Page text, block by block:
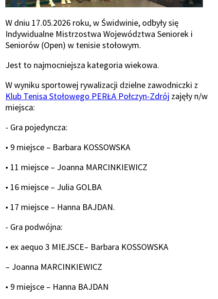
W dniu 17.05.2026 roku, w Świdwinie, odbyły się
Indywidualne Mistrzostwa Województwa Seniorek i
Seniorów (Open) w tenisie stołowym.
Jest to najmocniejsza kategoria wiekowa.
W wyniku sportowej rywalizacji dzielne zawodniczki z
Klub Tenisa Stołowego PERŁA Połczyn-Zdrój zajęły n/w
miejsca:
- Gra pojedyncza:
• 9 miejsce – Barbara KOSSOWSKA
• 11 miejsce – Joanna MARCINKIEWICZ
• 16 miejsce – Julia GOLBA
• 17 miejsce – Hanna BAJDAN.
- Gra podwójna:
• ex aequo 3 MIEJSCE– Barbara KOSSOWSKA
– Joanna MARCINKIEWICZ
• 9 miejsce – Hanna BAJDAN